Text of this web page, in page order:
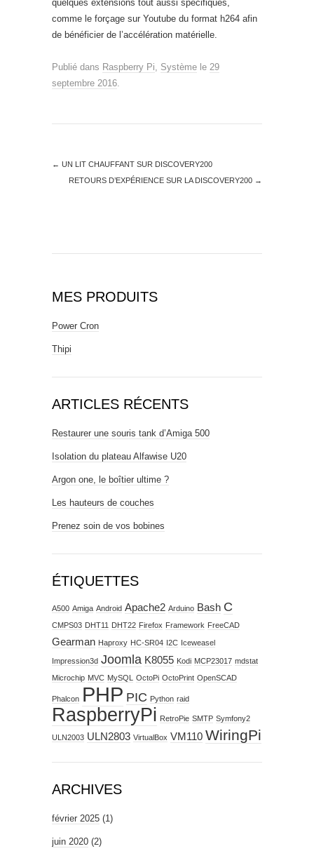
quelques extensions tout aussi spécifiques,
comme le forçage sur Youtube du format h264 afin
de bénéficier de l’accélération matérielle.
Publié dans Raspberry Pi Système le 29
septembre 2016
← UN LIT CHAUFFANT SUR DISCOVERY200
RETOURS D’EXPÉRIENCE SUR LA DISCOVERY200 →
MES PRODUITS
Power Cron
Thipi
ARTICLES RÉCENTS
Restaurer une souris tank d’Amiga 500
Isolation du plateau Alfawise U20
Argon one, le boîtier ultime ?
Les hauteurs de couches
Prenez soin de vos bobines
ÉTIQUETTES
A500 Amiga Android Apache2 Arduino Bash C
CMPS03 DHT11 DHT22 Firefox Framework FreeCAD
Gearman Haproxy HC-SR04 I2C Iceweasel
Impression3d Joomla K8055 Kodi MCP23017 mdstat
Microchip MVC MySQL OctoPi OctoPrint OpenSCAD
Phalcon PHP PIC Python raid
RaspberryPi RetroPie SMTP Symfony2
ULN2003 ULN2803 VirtualBox VM110 WiringPi
ARCHIVES
février 2025 (1)
juin 2020 (2)